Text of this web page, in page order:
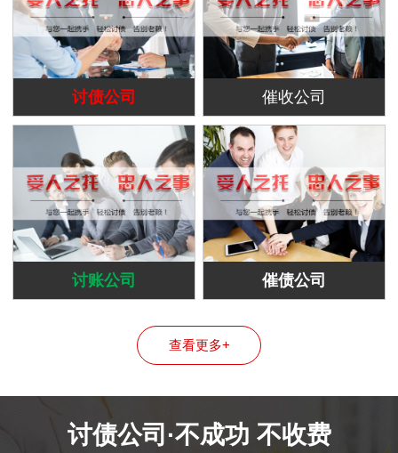
讨债公司 催收公司
讨账公司 催债公司
查看更多+
讨债公司·不成功 不收费